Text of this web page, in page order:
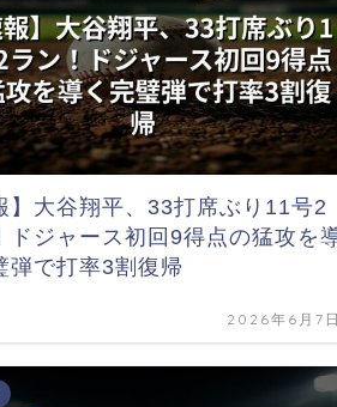
】大谷翔平、33打席ぶり11号2
ドジャース初回9得点の猛攻を
弾で打率3割復帰
2026年6月7